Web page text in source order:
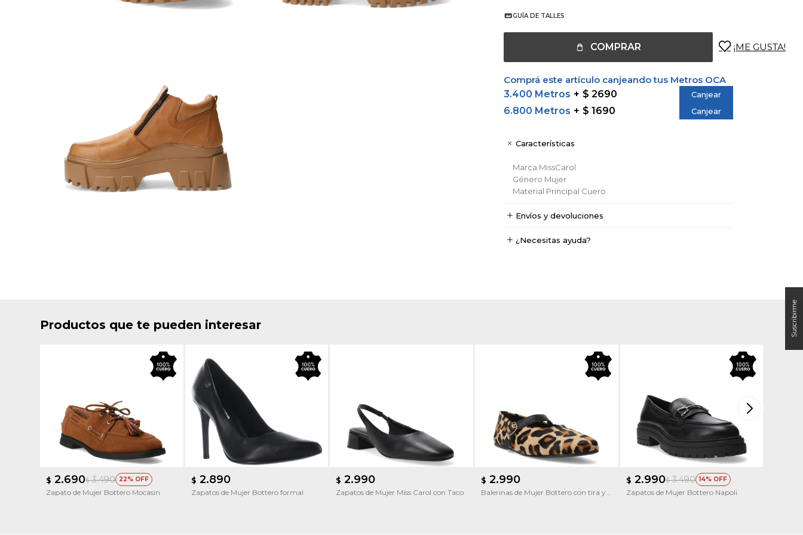
GUÍA DE TALLES
COMPRAR
Comprá este artículo canjeando tus Metros OCA
3.400 Metros
$ 2690 Canjear
6.800 Metros $ 1690 Canjear
Características
Marca MissCarol
Género Mujer
Material Principal Cuero
Envíos y devoluciones
¿Necesitas ayuda?
Productos que te pueden interesar
$ 2.690$ 3.490 22
Zapato de Mujer Bottero Mocasin
$ 2.890
Zapatos de Mujer Bottero formal
$ 2.990
Zapatos de Mujer Miss Carol con Taco
$ 2.990
Balerinas de Mujer Bottero con tira y
$ 2.990$ 3.490 14
Zapatos de Mujer Bottero Napoli